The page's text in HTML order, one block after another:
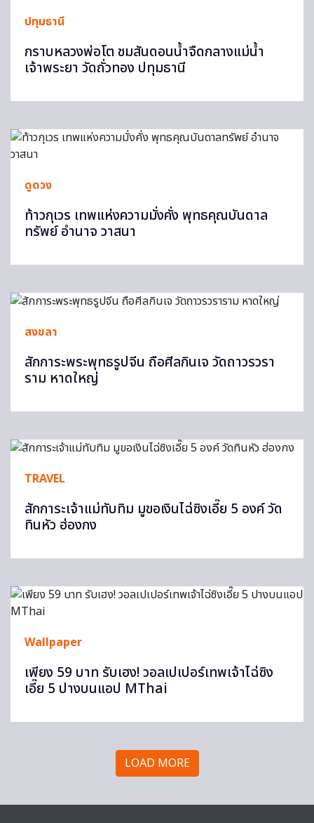
ปทุมธานี
กราบหลวงพ่อโต ชมสันดอนน้ำจืดกลางแม่น้ำ
เจ้าพระยา วัดถั่วทอง ปทุมธานี
ดูดวง
ท้าวกุเวร เทพแห่งความมั่งคั่ง พุทธคุณบันดาล
ทรัพย์ อำนาจ วาสนา
สงขลา
สักการะพระพุทธรูปจีน ถือศีลกินเจ วัดถาวรวรา
ราม หาดใหญ่
TRAVEL
สักการะเจ้าแม่ทับทิม มูขอเงินไฉ่ซิงเอี๊ย 5 องค์ วัด
ทินหัว ฮ่องกง
Wallpaper
เพียง 59 บาท รับเฮง! วอลเปเปอร์เทพเจ้าไฉ่ซิง
เอี๊ย 5 ปางบนแอป MThai
LOAD MORE